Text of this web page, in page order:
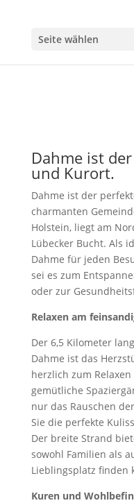
Seite wählen
Dahme ist
und Kurort.
Dahme ist der
charmanten
Holstein, liegt am
Lübecker Bucht. Als
Dahme für jeden
sei es zum
oder zur
Relaxen am
Der 6,5 Kilometer
Dahme ist das
herzlich zum
gemütliche
nur das Rauschen
Sie die perfekte
Der breite Strand
sowohl Familien als
Lieblingsplatz finden
Kuren und